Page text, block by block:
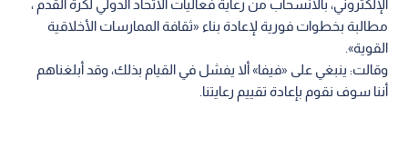
الإلكتروني، بالانسحاب من رعاية فعاليات الاتحاد الدولي لكرة القدم ،
مطالبة بخطوات فورية لإعادة بناء «ثقافة الممارسات الأخلاقية
القوية».
وقالت: ينبغي على «فيفا» ألا يفشل في القيام بذلك، وقد أبلغناهم
أننا سوف نقوم بإعادة تقييم رعايتنا.